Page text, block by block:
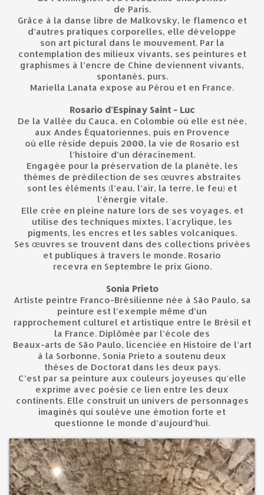
de Paris.
Grâce à la danse libre de Malkovsky, le flamenco et
d’autres pratiques corporelles, elle développe
son art pictural dans le mouvement. Par la
contemplation des milieux vivants, ses peintures et
graphismes à l’encre de Chine deviennent vivants,
spontanés, purs.
Mariella Lanata expose au Pérou et en France.
Rosario d'Espinay Saint - Luc
De la Vallée du Cauca, en Colombie où elle est née,
aux Andes Équatoriennes, puis en Provence
où elle réside depuis 2000, la vie de Rosario est
l’histoire d’un déracinement.
Engagée pour la préservation de la planète, les
thèmes de prédilection de ses œuvres abstraites
sont les éléments (l’eau, l’air, la terre, le feu) et
l’énergie vitale.
Elle crée en pleine nature lors de ses voyages, et
utilise des techniques mixtes, l'acrylique, les
pigments, les encres et les sables volcaniques.
Ses œuvres se trouvent dans des collections privées
et publiques à travers le monde. Rosario
recevra en Septembre le prix Giono.
Sonia Prieto
Artiste peintre Franco-Brésilienne née à São Paulo, sa
peinture est l’exemple même d’un
rapprochement culturel et artistique entre le Brésil et
la France. Diplômée par l’école des
Beaux-arts de São Paulo, licenciée en Histoire de l’art
à la Sorbonne, Sonia Prieto a soutenu deux
thèses de Doctorat dans les deux pays.
C’est par sa peinture aux couleurs joyeuses qu’elle
exprime avec poésie ce lien entre les deux
continents. Elle construit un univers de personnages
imaginés qui soulève une émotion forte et
questionne le monde d’aujourd’hui.